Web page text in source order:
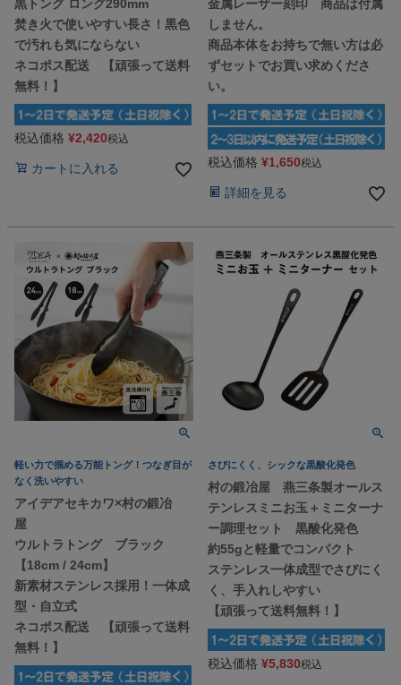
黒トング ロング290mm
焚き火で使いやすい長さ！黒色
で汚れも気にならない
ネコポス配送 【頑張って送料
無料！】
税込価格 ¥2,420税込
カートに入れる
金属レーザー刻印 商品は付属
しません。
商品本体をお持ちで無い方は必
ずセットでお買い求めくださ
い。
税込価格 ¥1,650税込
詳細を見る
軽い力で掴める万能トング！つなぎ目が
なく洗いやすい
アイデアセキカワ×村の鍛冶
屋
ウルトラトング ブラック
【18cm / 24cm】
新素材ステンレス採用！一体成
型・自立式
ネコポス配送 【頑張って送料
無料！】
さびにくく、シックな黒酸化発色
村の鍛冶屋 燕三条製オールス
テンレスミニお玉＋ミニターナ
ー調理セット 黒酸化発色
約55gと軽量でコンパクト
ステンレス一体成型でさびにく
く、手入れしやすい
【頑張って送料無料！】
税込価格 ¥5,830税込